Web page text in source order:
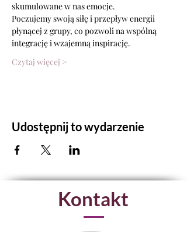
skumulowane w nas emocje.
Poczujemy swoją siłę i przepływ energii
płynącej z grupy, co pozwoli na wspólną
integrację i wzajemną inspirację.
Czytaj więcej >
Udostępnij to wydarzenie
Kontakt